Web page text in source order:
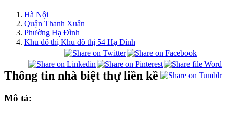
Hà Nội
Quận Thanh Xuân
Phường Hạ Đình
Khu đô thị Khu đô thị 54 Hạ Đình
Thông tin nhà biệt thự liền kề
Mô tả: